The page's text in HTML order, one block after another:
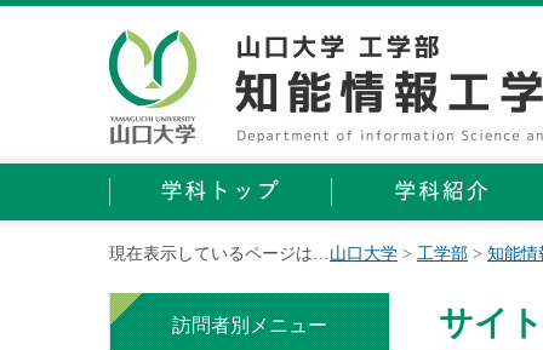
現在表示しているページは…山口大学 > 工学部 > 知能情
訪問者別メニュー サイ